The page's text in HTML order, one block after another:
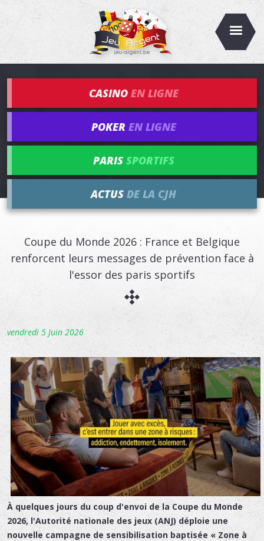
CASINO EN LIGNE
POKER EN LIGNE
PARIS SPORTIFS
ACTUS DE LA CJH
Coupe du Monde 2026 : France et Belgique
renforcent leurs messages de prévention face à
l'essor des paris sportifs
vendredi 5 Juin 2026
À quelques jours du coup d'envoi de la Coupe du Monde
2026, l'Autorité nationale des jeux (ANJ) déploie une
nouvelle campagne de sensibilisation baptisée « Zone à